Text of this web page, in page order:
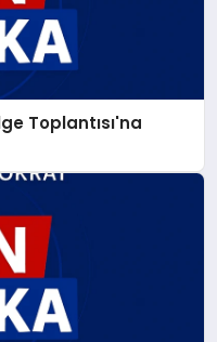
Toplantısı'na